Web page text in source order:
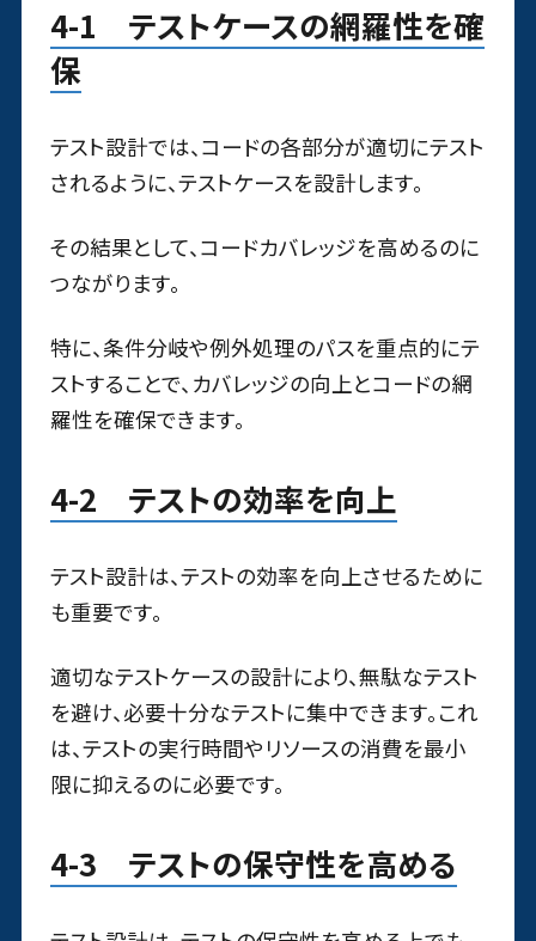
4-1 テストケースの網羅性を確
保
テスト設計では、コードの各部分が適切にテスト
されるように、テストケースを設計します。
その結果として、コードカバレッジを高めるのに
つながります。
特に、条件分岐や例外処理のパスを重点的にテ
ストすることで、カバレッジの向上とコードの網
羅性を確保できます。
4-2 テストの効率を向上
テスト設計は、テストの効率を向上させるために
も重要です。
適切なテストケースの設計により、無駄なテスト
を避け、必要十分なテストに集中できます。これ
は、テストの実行時間やリソースの消費を最小
限に抑えるのに必要です。
4-3 テストの保守性を高める